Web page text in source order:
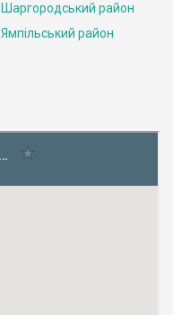
Шаргородський район
Ямпільський район